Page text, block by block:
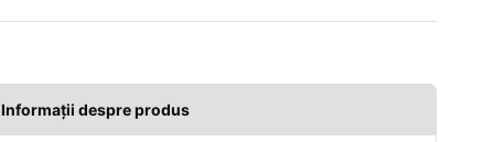
Informații despre produs